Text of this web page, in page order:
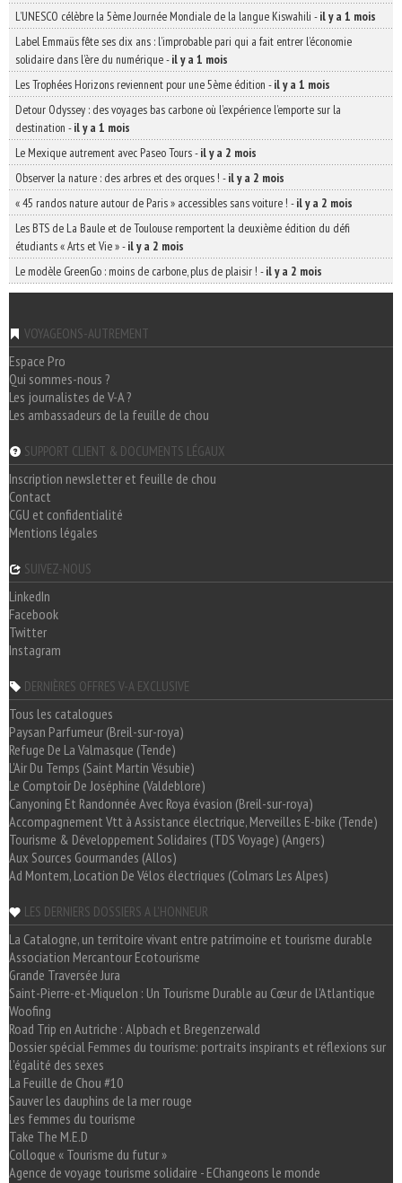
L’UNESCO célèbre la 5ème Journée Mondiale de la langue Kiswahili -il y a 1 mois
Label Emmaüs fête ses dix ans : l’improbable pari qui a fait entrer l’économie
solidaire dans l’ère du numérique-il y a 1 mois
Les Trophées Horizons reviennent pour une 5ème édition -il y a 1 mois
Detour Odyssey : des voyages bas carbone où l’expérience l’emporte sur la
destination -il y a 1 mois
Le Mexique autrement avec Paseo Tours-il y a 2 mois
Observer la nature : des arbres et des orques ! -il y a 2 mois
« 45 randos nature autour de Paris » accessibles sans voiture ! -il y a 2 mois
Les BTS de La Baule et de Toulouse remportent la deuxième édition du défi
étudiants « Arts et Vie »-il y a 2 mois
Le modèle GreenGo : moins de carbone, plus de plaisir ! -il y a 2 mois
VOYAGEONS-AUTREMENT
Espace Pro
Qui sommes-nous ?
Les journalistes de V-A ?
Les ambassadeurs de la feuille de chou
SUPPORT CLIENT & DOCUMENTS LÉGAUX
Inscription newsletter et feuille de chou
Contact
CGU et confidentialité
Mentions légales
SUIVEZ-NOUS
LinkedIn
Facebook
Twitter
Instagram
DERNIÈRES OFFRES V-A EXCLUSIVE
Tous les catalogues
Paysan Parfumeur (Breil-sur-roya)
Refuge De La Valmasque (Tende)
L'Air Du Temps (Saint Martin Vésubie)
Le Comptoir De Joséphine (Valdeblore)
Canyoning Et Randonnée Avec Roya évasion (Breil-sur-roya)
Accompagnement Vtt à Assistance électrique, Merveilles E-bike (Tende)
Tourisme & Développement Solidaires (TDS Voyage) (Angers)
Aux Sources Gourmandes (Allos)
Ad Montem, Location De Vélos électriques (Colmars Les Alpes)
LES DERNIERS DOSSIERS A L'HONNEUR
La Catalogne, un territoire vivant entre patrimoine et tourisme durable
Association Mercantour Ecotourisme
Grande Traversée Jura
Saint-Pierre-et-Miquelon : Un Tourisme Durable au Cœur de l'Atlantique
Woofing
Road Trip en Autriche : Alpbach et Bregenzerwald
Dossier spécial Femmes du tourisme: portraits inspirants et réflexions sur
l'égalité des sexes
La Feuille de Chou #10
Sauver les dauphins de la mer rouge
Les femmes du tourisme
Take The M.E.D
Colloque « Tourisme du futur »
Agence de voyage tourisme solidaire - EChangeons le monde